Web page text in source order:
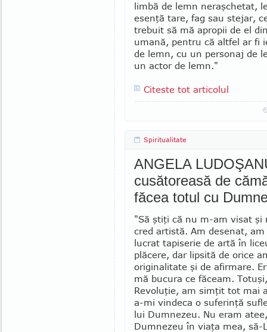
limbă de lemn neraşchetat,
esenţă tare, fag sau stejar,
trebuit să mă apropii de el
umană, pentru că altfel ar fi
de lemn, cu un personaj de
un actor de lemn."
Citeste tot articolul
Spiritualitate
ANGELA
cusătoreasă de
făcea totul cu
"Să ştiţi că nu m-am visat şi
cred artistă. Am desenat,
lucrat tapiserie de artă în
plăcere, dar lipsită de orice
originalitate şi de afirmare.
mă bucura ce făceam.
Revoluţie, am simţit tot mai
a-mi vindeca o sufe­rinţă
lui Dumnezeu. Nu eram
Dumnezeu în viaţa mea, să-